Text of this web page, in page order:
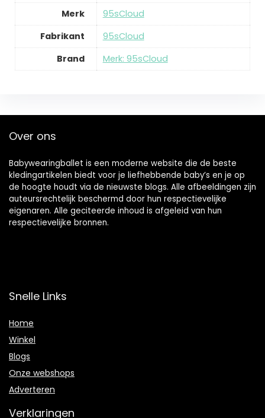
Merk
95sCloud
Fabrikant
95sCloud
Brand
Merk: 95sCloud
Over ons
Babywearingballet is een moderne website die de beste
kledingartikelen biedt voor je liefhebbende baby’s en je op
de hoogte houdt via de nieuwste blogs. Alle afbeeldingen zijn
auteursrechtelijk beschermd door hun respectievelijke
eigenaren. Alle geciteerde inhoud is afgeleid van hun
respectievelijke bronnen.
Snelle Links
Home
Winkel
Blogs
Onze webshops
Adverteren
Verklaringen